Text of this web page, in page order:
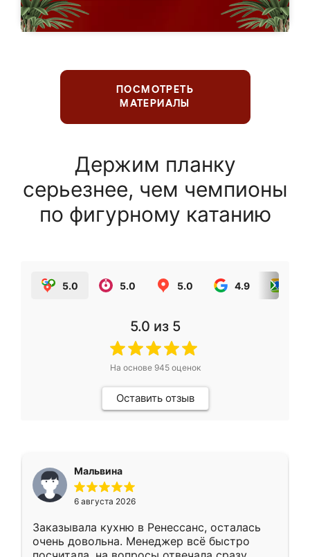
ПОСМОТРЕТЬ
МАТЕРИАЛЫ
Держим планку
серьезнее, чем чемпионы
по фигурному катанию
5.0 5.0 5.0 4.9
5.0 из 5
На основе 945оценок
Оставить отзыв
Мальвина
6 августа 2026
Заказывала кухню в Ренессанс, осталась
очень довольна. Менеджер всё быстро